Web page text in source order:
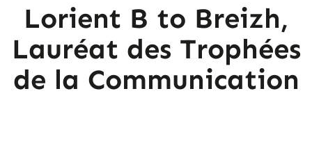
Lorient B to Breizh,
Lauréat des Trophées
de la Communication